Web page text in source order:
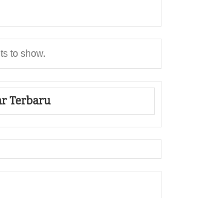
to show.
Terbaru